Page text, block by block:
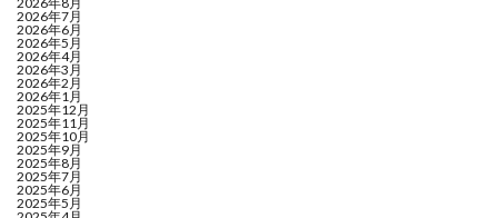
2026年7月
2026年6月
2026年5月
2026年4月
2026年3月
2026年2月
2026年1月
2025年12月
2025年11月
2025年10月
2025年9月
2025年8月
2025年7月
2025年6月
2025年5月